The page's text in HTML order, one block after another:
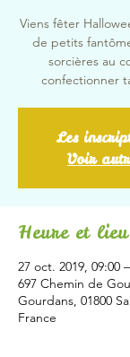
Viens fêter
de petits
sorcières au
confectionner
Les
Voir
Heure et lieu
27 oct. 2019, 09:00
697 Chemin de
Gourdans, 01800
France